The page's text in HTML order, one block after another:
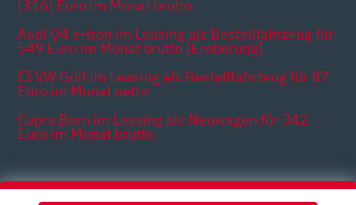
[316] Euro im Monat brutto
Audi Q4 e-tron im Leasing als Bestellfahrzeug für
549 Euro im Monat brutto [Eroberung]
💥 VW Golf im Leasing als Bestellfahrzeug für 87
Euro im Monat netto
Cupra Born im Leasing als Neuwagen für 342
Euro im Monat brutto